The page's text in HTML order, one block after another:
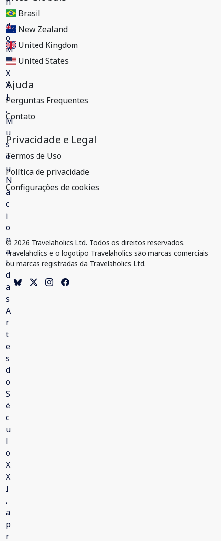
Brasil
New Zealand
United Kingdom
United States
Ajuda
Perguntas Frequentes
Contato
Privacidade e Legal
Termos de Uso
Política de privacidade
Configurações de cookies
© 2026 Travelaholics Ltd. Todos os direitos reservados.
Travelaholics e o logotipo Travelaholics são marcas comerciais
ou marcas registradas da Travelaholics Ltd.